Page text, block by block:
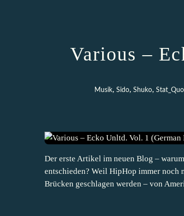
Various –
Musik, Sido, Shuko, Stat_Quo
Der erste Artikel im neuen Blog –
entschieden? Weil HipHop immer noch
Brücken geschlagen werden – von